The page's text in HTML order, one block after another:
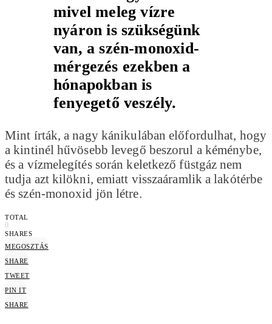
mivel meleg vízre
nyáron is szükségünk
van, a szén-monoxid-
mérgezés ezekben a
hónapokban is
fenyegető veszély.
Mint írták, a nagy kánikulában előfordulhat, hogy
a kintinél hűvösebb levegő beszorul a kéménybe,
és a vízmelegítés során keletkező füstgáz nem
tudja azt kilökni, emiatt visszaáramlik a lakótérbe
és szén-monoxid jön létre.
TOTAL
0
SHARES
MEGOSZTÁS
SHARE
TWEET
PIN IT
SHARE